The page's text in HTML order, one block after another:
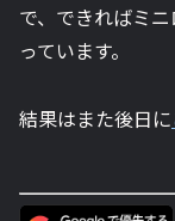
で、できればミ
っています。
結果はまた後日に